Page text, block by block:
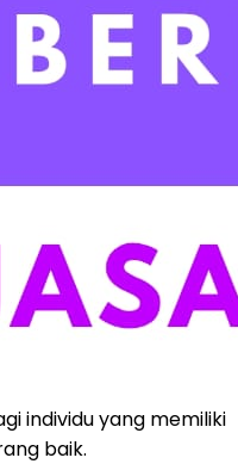
individu yang memiliki
baik.